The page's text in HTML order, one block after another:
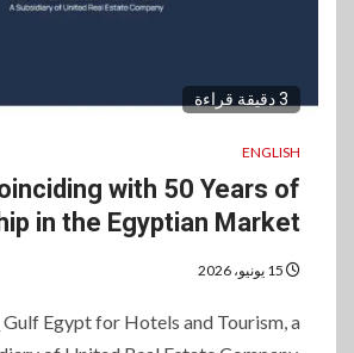
3 دقيقة قراءة
ENGLISH
with 50 Years of
in the Egyptian Market
Gulf Egypt for Hotels and Tourism, a